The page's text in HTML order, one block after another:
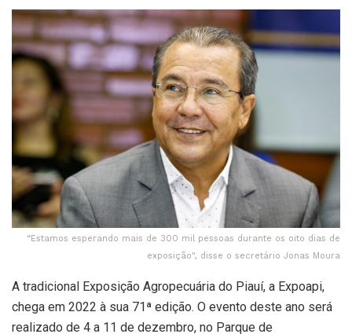
“Estamos esperando mais de 300 mil pessoas durante os oito dias de
exposição", disse o secretário Jonas Moura
A tradicional Exposição Agropecuária do Piauí, a Expoapi,
chega em 2022 à sua 71ª edição. O evento deste ano será
realizado de 4 a 11 de dezembro, no Parque de